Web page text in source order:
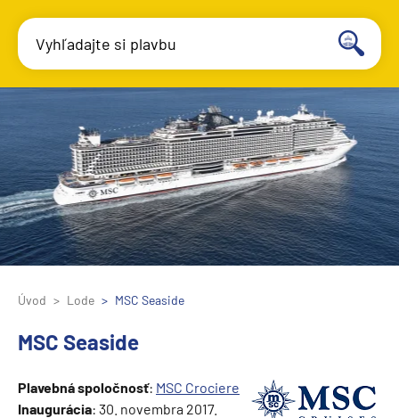
Vyhľadajte si plavbu
Úvod Lode MSC Seaside
MSC Seaside
Plavebná spoločnosť: MSC Crociere
Inaugurácia: 30. novembra 2017.